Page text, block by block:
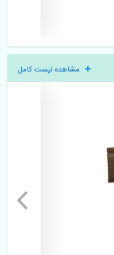
مشاهده لیست کامل